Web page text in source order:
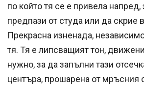
по който тя се е привела напред,
предпази от студа или да скрие
Прекрасна изненада,
тя. Тя е липсващият тон,
нужно, за да запълни тази
центъра, прошарена от мръсния